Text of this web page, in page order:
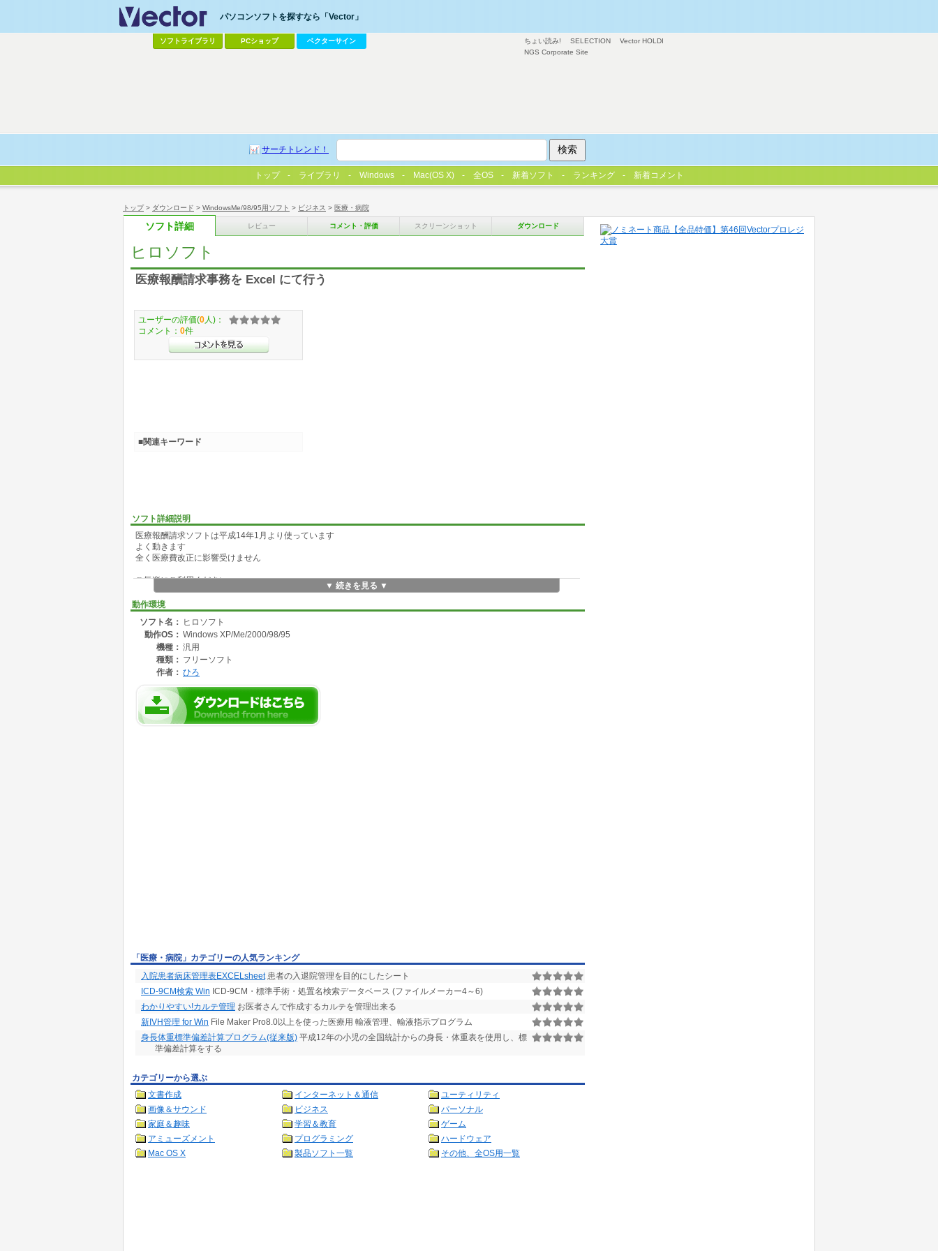
トップ> ダウンロード > WindowsMe/98/95用ソフト > ビジネス > 医療・病院
ソフト詳細 レビュー コメント・評価 スクリーンショット ダウンロード
ヒロソフト
医療報酬請求事務を Excel にて行う
ソフト詳細説明
医療報酬請求ソフトは平成14年1月より使っています
よく動きます
全く医療費改正に影響受けません
ご気楽にご利用ください
ヒロソフトの著作権は 仏坂博泰 にあります
※ 使用にあたっては 各自ご確認の上ご利用ください
※ 当ソフトの使用によるパソコン・業務・その他へのトラブルには一切の責任を負えませんのでご了承ください
▼ 続きを見る ▼
動作環境
ソフト名： ヒロソフト
動作OS： Windows XP/Me/2000/98/95
機種： 汎用
種類： フリーソフト
作者： ひろ
ユーザーの評価(0 人)：
コメント： 0件
■関連キーワード
「医療・病院」カテゴリーの人気ランキング
入院患者病床管理表EXCELsheet患者の入退院管理を目的にしたシート
ICD-9CM検索 Win ICD-9CM・標準手術・処置名検索データベース (ファイルメーカー4～6)
わかりやすい!カルテ管理 お医者さんで作成するカルテを管理出来る
新IVH管理 for Win File Maker Pro8.0以上を使った医療用 輸液管理、輸液指示プログラム
身長体重標準偏差計算プログラム(従来版) 平成12年の小児の全国統計からの身長・体重表を使用し、標
準偏差計算をする
カテゴリーから選ぶ
文書作成
インターネット＆通信
ユーティリティ
画像＆サウンド
ビジネス
パーソナル
家庭＆趣味
学習＆教育
ゲーム
アミューズメント
プログラミング
ハードウェア
Mac OS X
製品ソフト一覧 その他、全OS用一覧
ちょい読み! SELECTION
Vector HOLDI
NGS Corporate Site
パソコンソフトを探すなら「Vector」
ソフトライブラリ PCショップ ベクターサイン
サーチトレンド！
トップ ライブラリ Windows Mac(OS X) 全OS 新着ソフト ランキング 新着コメント